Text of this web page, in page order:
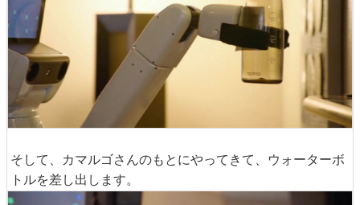
そして、カマルゴさんのもとにやってきて、ウォーターボ
トルを差し出します。